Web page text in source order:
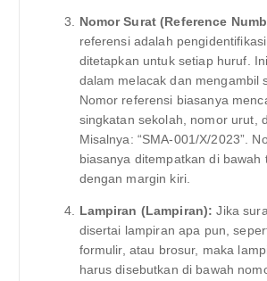
Nomor Surat (Reference
referensi adalah
ditetapkan untuk setiap huruf.
dalam melacak dan mengambil
Nomor referensi biasanya
singkatan sekolah, nomor urut,
Misalnya: “SMA-001/X/2023”.
biasanya ditempatkan di bawah
dengan margin kiri.
Lampiran (Lampiran): Jika
disertai lampiran apa pun,
formulir, atau brosur, maka
harus disebutkan di bawah